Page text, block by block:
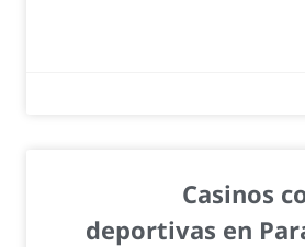
Casinos
deportivas en